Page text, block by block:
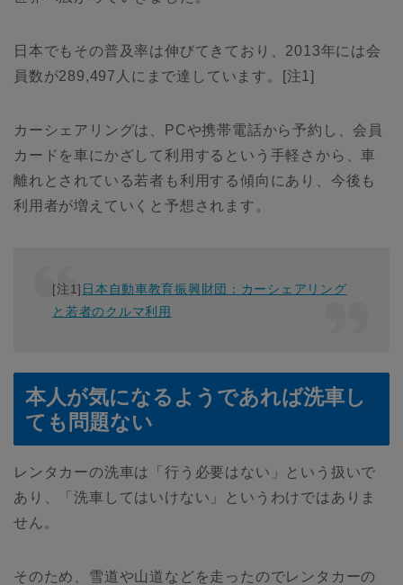
日本でもその普及率は伸びてきており、2013年には会
員数が289,497人にまで達しています。[注1]
カーシェアリングは、PCや携帯電話から予約し、会員
カードを車にかざして利用するという手軽さから、車
離れとされている若者も利用する傾向にあり、今後も
利用者が増えていくと予想されます。
[注1] 日本自動車教育振興財団：カーシェアリング
と若者のクルマ利用
本人が気になるようであれば洗車し
ても問題ない
レンタカーの洗車は「行う必要はない」という扱いで
あり、「洗車してはいけない」というわけではありま
せん。
そのため、雪道や山道などを走ったのでレンタカーの